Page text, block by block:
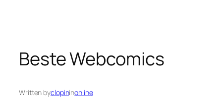
Beste Webcomics
Written byclopininonline